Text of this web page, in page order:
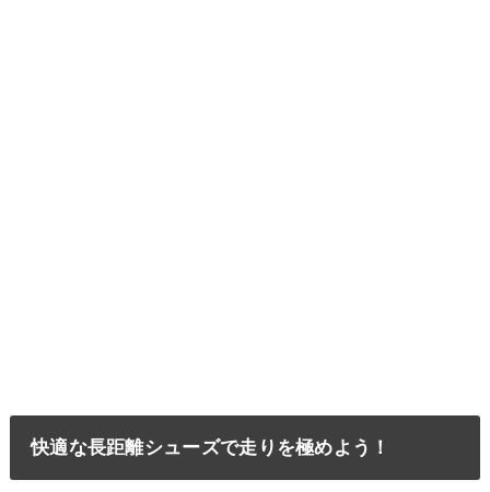
快適な長距離シューズで走りを極めよう！